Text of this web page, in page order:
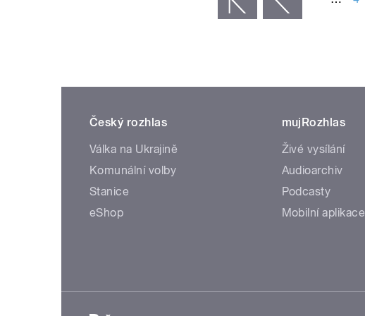
Český rozhlas
Válka na Ukrajině
Komunální volby
Stanice
eShop
mujRozhlas
Živé vysílání
Audioarchiv
Podcasty
Mobilní aplikace